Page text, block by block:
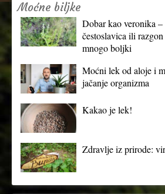
Moćne biljke
Dobar kao veronika –
čestoslavica ili
mnogo boljki
Moćni lek od aloje i
jačanje organizma
Kakao je lek!
Zdravlje iz prirode: